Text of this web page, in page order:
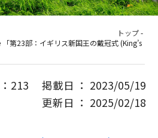
トップ-
第23部：イギリス新国王の戴冠式 (King’s
213 掲載日 ： 2023/05/19
更新日 ： 2025/02/18